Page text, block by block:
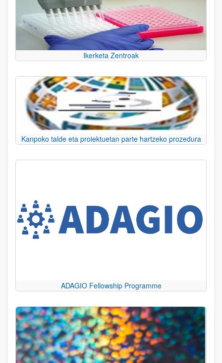
Ikerketa Zentroak
Kanpoko talde eta proiektuetan parte hartzeko prozedura
ADAGIO Fellowship Programme